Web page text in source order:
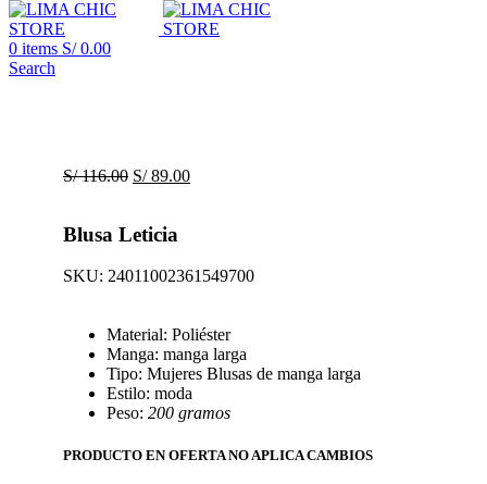
0 items S/0.00
Search
S/116.00 S/89.00
Blusa Leticia
SKU: 24011002361549700
Material: Poliéster
Manga: manga larga
Tipo: Mujeres Blusas de manga larga
Estilo: moda
Peso: 200 gramos
PRODUCTO EN OFERTA NO APLICA CAMBIOS